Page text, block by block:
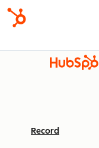
Record